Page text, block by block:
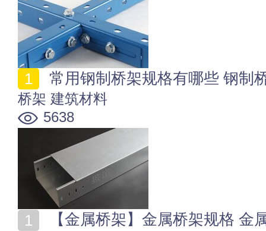
常用钢制桥架规格有哪些 钢制
桥架 建筑材料
5638
【金属桥架】金属桥架规格 金